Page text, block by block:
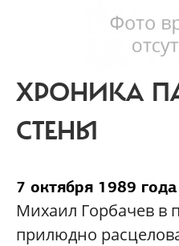
ХРОНИКА
СТЕНЫ
7 октября 1989 года
Михаил Горбачев в
прилюдно